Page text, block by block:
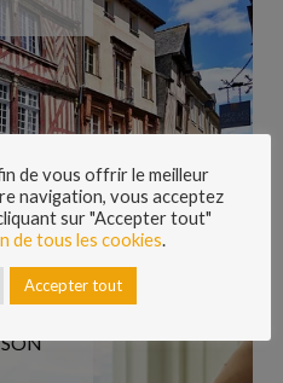
de vous offrir le meilleur
navigation, vous acceptez
sur "Accepter tout"
de tous les cookies.
Accepter tout